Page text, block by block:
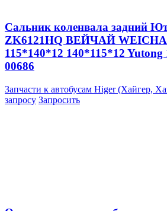
Сальник коленвала задний
ZK6121HQ ВЕЙЧАЙ
115*140*12 140*115*12 Yutong
00686
Запчасти к автобусам Higer (Хайгер,
запросу Запросить